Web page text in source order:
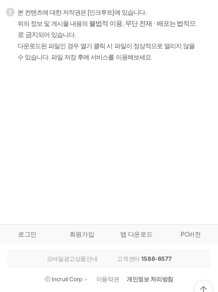
본 컨텐츠에 대한 저작권은 [인크루트]에 있습니다.
위의 정보 및 게시물 내용의 불법적 이용, 무단 전재 · 배포는 법적으
로 금지되어 있습니다.
다운로드된 파일인 경우 열기 클릭 시 파일이 정상적으로 열리지 않을
수 있습니다. 파일 저장 후에 서비스를 이용해보세요.
로그인 회원가입 앱 다운로드 PC버전
모바일광고상품안내 고객센터 1588-6577
ⓒ Incruit Corp 이용약관 개인정보 처리방침